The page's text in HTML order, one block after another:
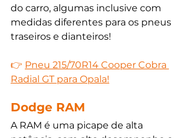
do carro, algumas inclusive com
medidas diferentes para os pneus
traseiros e dianteiros!
👉 Pneu 215/70R14 Cooper Cobra
Radial GT para Opala!
Dodge RAM
A RAM é uma picape de alta